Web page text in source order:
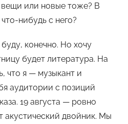
вещи или новые тоже? В
нибудь с него?
конечно. Но хочу
будет литература. На
что я — музыкант и
аудитории с позиций
19 августа — ровно
акустический двойник. Мы